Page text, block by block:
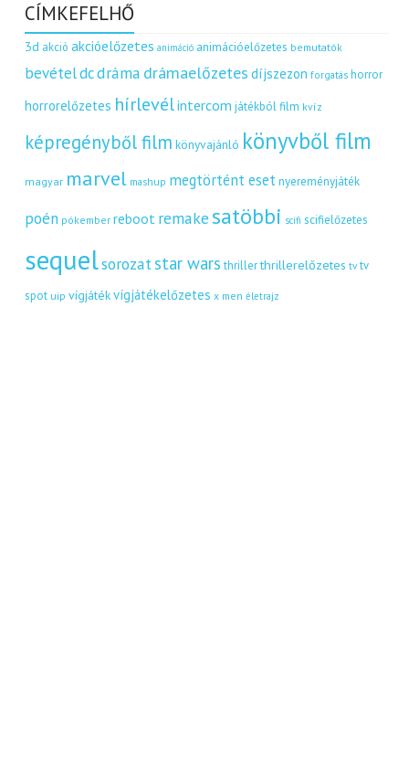
CÍMKEFELHŐ
3d akció akcióelőzetes animáció animációelőzetes bemutatók
bevételdcdráma drámaelőzetes díjszezon forgatás horror
horrorelőzetes hírlevélintercom játékból film kvíz
képregényből film könyvajánló könyvből film
magyar marvel mashup megtörtént eset nyereményjáték
poén pókember reboot remakesatöbbi scifi scifielőzetes
sequelsorozatstar wars thriller thrillerelőzetes tv tv
spot uip vígjátékvígjátékelőzetes x men életrajz